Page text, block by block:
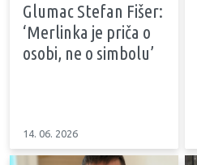
Glumac Stefan Fišer:
‘Merlinka je priča o
osobi, ne o simbolu’
14. 06. 2026